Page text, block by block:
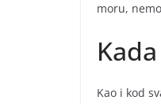
moru,
Kao i kod